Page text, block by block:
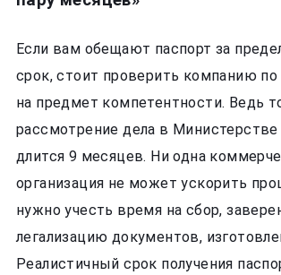
Если вам обещают паспорт за
срок, стоит проверить компанию
на предмет компетентности. Ведь
рассмотрение дела в
длится 9 месяцев. Ни одна
организация не может ускорить
нужно учесть время на сбор,
легализацию документов,
Реалистичный срок получения